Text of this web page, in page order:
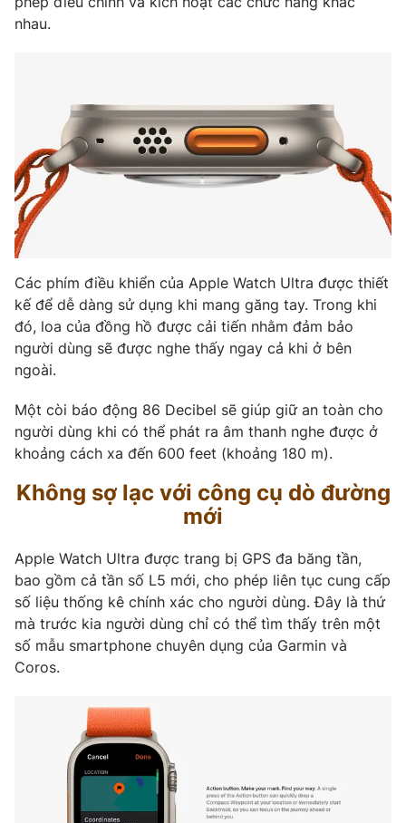
nhau.
Các phím điều khiển của Apple Watch Ultra được thiết
kế để dễ dàng sử dụng khi mang găng tay. Trong khi
đó, loa của đồng hồ được cải tiến nhằm đảm bảo
người dùng sẽ được nghe thấy ngay cả khi ở bên
ngoài.
Một còi báo động 86 Decibel sẽ giúp giữ an toàn cho
người dùng khi có thể phát ra âm thanh nghe được ở
khoảng cách xa đến 600 feet (khoảng 180 m).
Không sợ lạc với công cụ dò đường
mới
Apple Watch Ultra được trang bị GPS đa băng tần,
bao gồm cả tần số L5 mới, cho phép liên tục cung cấp
số liệu thống kê chính xác cho người dùng. Đây là thứ
mà trước kia người dùng chỉ có thể tìm thấy trên một
số mẫu smartphone chuyên dụng của Garmin và
Coros.